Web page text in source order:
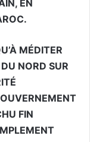
EN
MÉDITER
NORD SUR
FIN